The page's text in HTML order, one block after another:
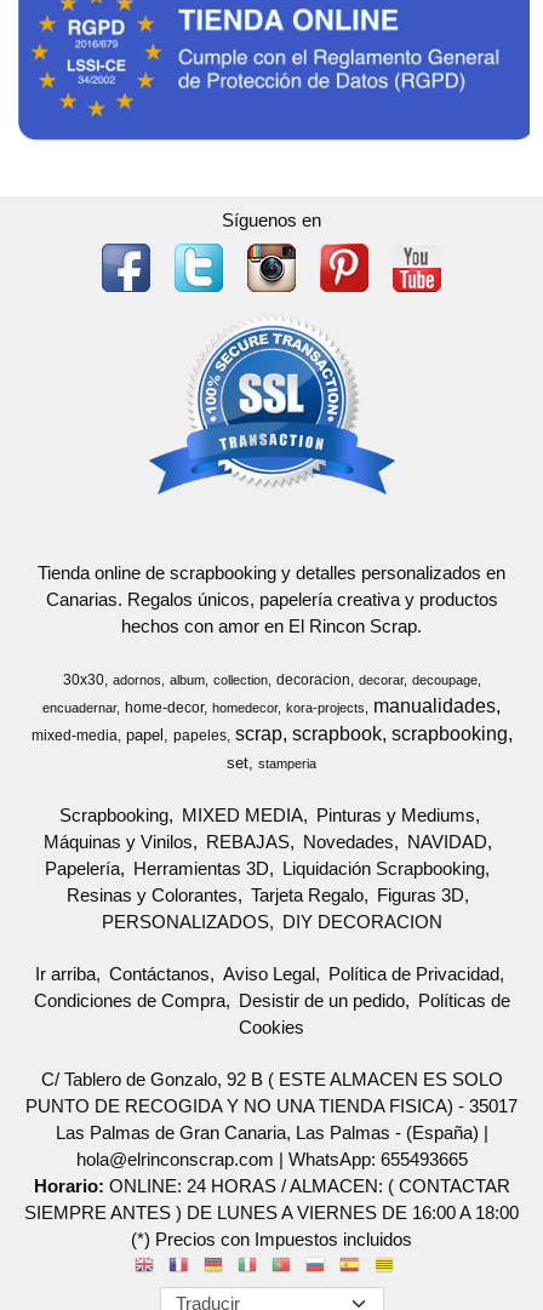
Síguenos en
Tienda online de scrapbooking y detalles personalizados en
Canarias. Regalos únicos, papelería creativa y productos
hechos con amor en El Rincon Scrap.
30x30 adornos album collection decoracion decorar
decoupage
encuadernar
home-decor homedecor kora-projects manualidades
mixed-media papel papeles scrap scrapbook scrapbooking
set stamperia
Scrapbooking MIXED MEDIA
Pinturas y Mediums
Máquinas y Vinilos
REBAJAS Novedades
NAVIDAD
Papelería
Herramientas 3D
Liquidación Scrapbooking
Resinas y Colorantes
Tarjeta Regalo
Figuras 3D
PERSONALIZADOS
DIY DECORACION
Ir arriba Contáctanos Aviso Legal
Política de Privacidad
Condiciones de Compra
Desistir de un pedido
Políticas de
Cookies
C/ Tablero de Gonzalo, 92 B ( ESTE ALMACEN ES SOLO
PUNTO DE RECOGIDA Y NO UNA TIENDA FISICA) - 35017
Las Palmas de Gran Canaria, Las Palmas - (España) |
hola@elrinconscrap.com | WhatsApp: 655493665
Horario: ONLINE: 24 HORAS / ALMACEN: ( CONTACTAR
SIEMPRE ANTES ) DE LUNES A VIERNES DE 16:00 A 18:00
(*) Precios con Impuestos incluidos